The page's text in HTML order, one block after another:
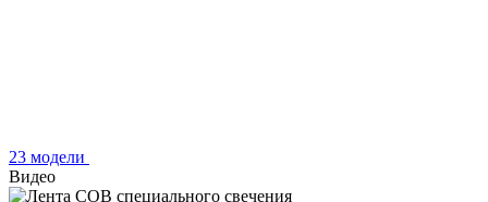
23 модели
Видео